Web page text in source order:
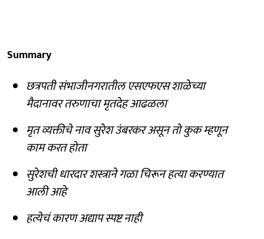
Summary
छत्रपती संभाजीनगरातील एसएफएस शाळेच्या
मैदानावर तरुणाचा मृतदेह आढळला
मृत व्यक्तीचे नाव सुरेश उंबरकर असून तो कुक म्हणून
काम करत होता
सुरेशची धारदार शस्त्राने गळा चिरून हत्या करण्यात
आली आहे
हत्येचं कारण अद्याप स्पष्ट नाही